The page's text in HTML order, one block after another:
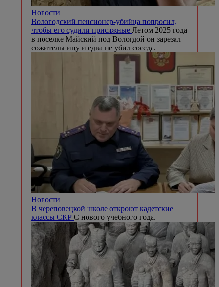
Новости
Вологодский пенсионер-убийца попросил,
чтобы его судили присяжные Летом 2025 года
в поселке Майский под Вологдой он зарезал
сожительницу и едва не убил соседа.
Новости
В череповецкой школе откроют кадетские
классы СКР С нового учебного года.